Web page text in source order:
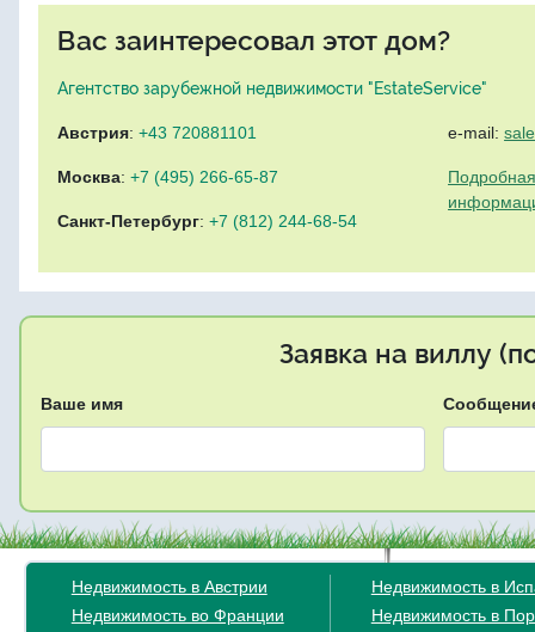
Вас заинтересовал этот дом?
Агентство зарубежной недвижимости "EstateService"
Австрия: +43 720881101
Москва: +7 (495) 266-65-87
Санкт-Петербург: +7 (812) 244-68-54
e-mail:
Заявка на виллу
Ваше имя
Недвижимость в Австрии
Недвижимость во Франции
Недвижимость в
Недвижимость в